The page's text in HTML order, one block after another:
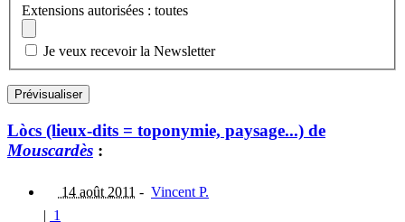
Extensions autorisées : toutes
Je veux recevoir la Newsletter
Lòcs (lieux-dits = toponymie, paysage...) de
Mouscardès :
14 août 2011 - Vincent P.
| 1